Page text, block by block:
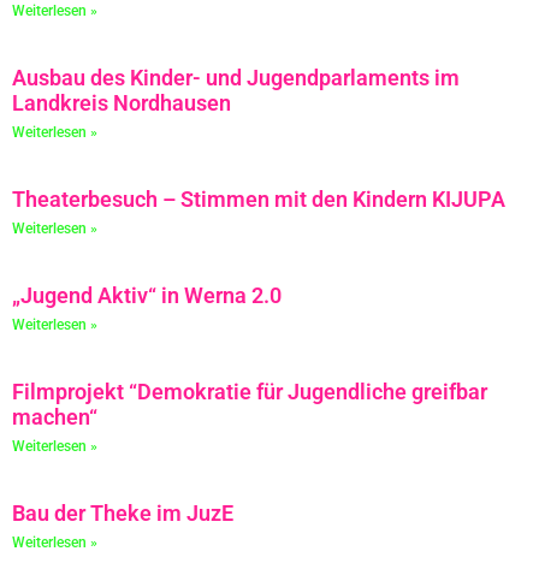
Weiterlesen »
Ausbau des Kinder- und Jugendparlaments im
Landkreis Nordhausen
Weiterlesen »
Theaterbesuch – Stimmen mit den Kindern KIJUPA
Weiterlesen »
„Jugend Aktiv“ in Werna 2.0
Weiterlesen »
Filmprojekt “Demokratie für Jugendliche greifbar
machen“
Weiterlesen »
Bau der Theke im JuzE
Weiterlesen »